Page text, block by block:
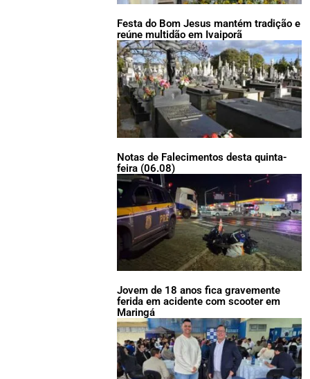
Festa do Bom Jesus mantém tradição e
reúne multidão em Ivaiporã
Notas de Falecimentos desta quinta-
feira (06.08)
Jovem de 18 anos fica gravemente
ferida em acidente com scooter em
Maringá